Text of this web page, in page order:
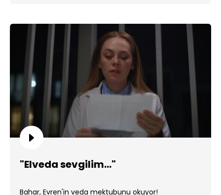
"Elveda sevgilim..."
Bahar, Evren'in veda mektubunu okuyor!